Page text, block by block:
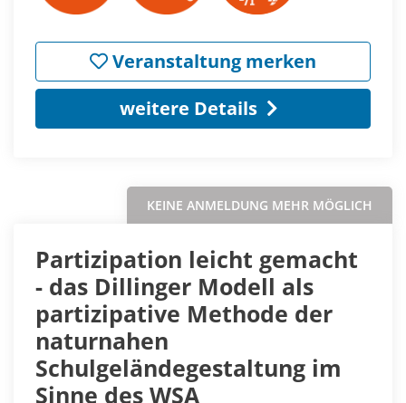
Veranstaltung merken
weitere Details
KEINE ANMELDUNG MEHR MÖGLICH
Partizipation leicht gemacht
- das Dillinger Modell als
partizipative Methode der
naturnahen
Schulgeländegestaltung im
Sinne des WSA